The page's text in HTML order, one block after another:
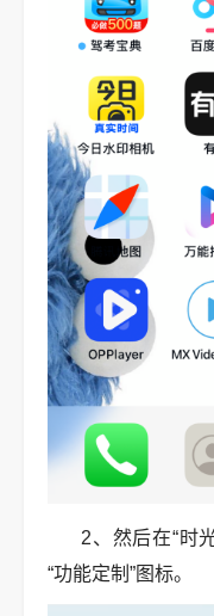
2、然后在“时光
“功能定制”图标。